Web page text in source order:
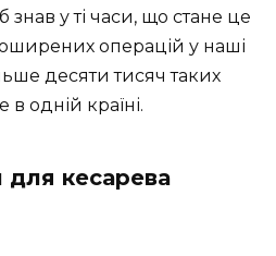
знав у ті часи, що стане це
операцій у наші
десяти тисяч таких
одній країні.
для кесарева